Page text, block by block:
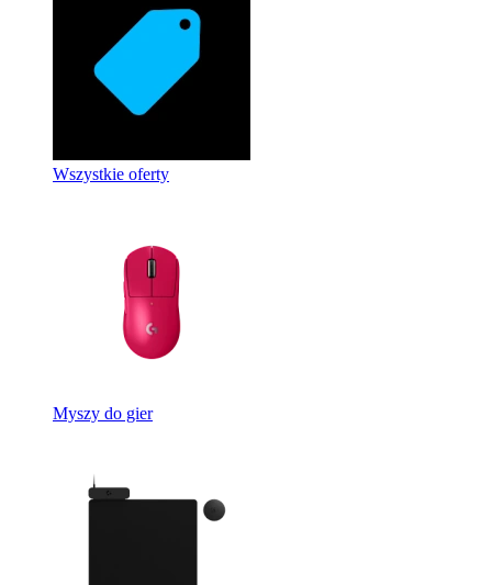
Wszystkie oferty
Myszy do gier